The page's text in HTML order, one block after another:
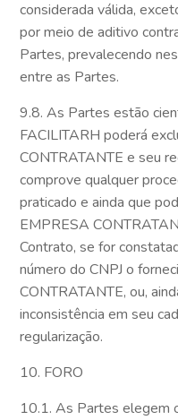
considerada válida,
por meio de aditivo
Partes, prevalecendo
entre as Partes.
9.8. As Partes estão
FACILITARH poderá
CONTRATANTE e seu
comprove qualquer
praticado e ainda que
EMPRESA
Contrato, se for
número do CNPJ o
CONTRATANTE, ou,
inconsistência em seu
regularização.
10. FORO
10.1. As Partes elegem